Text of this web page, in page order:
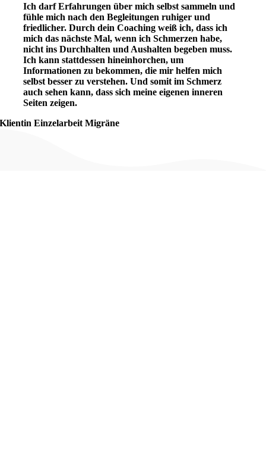
Ich darf Erfahrungen über mich selbst sammeln und
fühle mich nach den Begleitungen ruhiger und
friedlicher. Durch dein Coaching weiß ich, dass ich
mich das nächste Mal, wenn ich Schmerzen habe,
nicht ins Durchhalten und Aushalten begeben muss.
Ich kann stattdessen hineinhorchen, um
Informationen zu bekommen, die mir helfen mich
selbst besser zu verstehen. Und somit im Schmerz
auch sehen kann, dass sich meine eigenen inneren
Seiten zeigen.
Klientin Einzelarbeit Migräne